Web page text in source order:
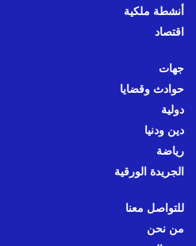
أنشطة ملكية
اقتصاد
جهات
حوادث وقضايا
دولية
دين ودنيا
رياضة
الجريدة الورقية
للتواصل معنا
من نحن